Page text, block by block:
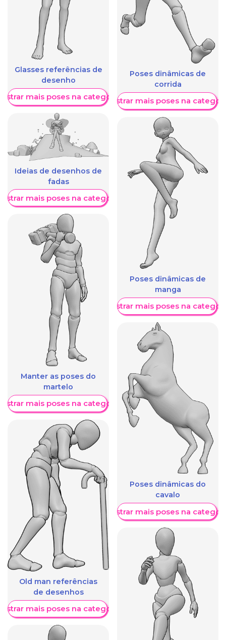
Glasses referências de
desenho
mais poses na categoria
Ideias de desenhos de
fadas
mais poses na categoria
Manter as poses do
martelo
mais poses na categoria
Old man referências
de desenhos
mais poses na categoria
Poses dinâmicas de
corrida
Mostrar mais poses na
Poses dinâmicas de
manga
Mostrar mais poses na
Poses dinâmicas do
cavalo
Mostrar mais poses na